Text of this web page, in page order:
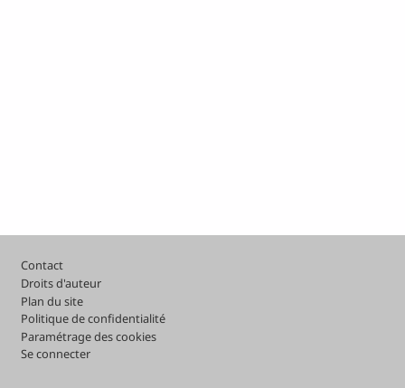
Pied de page
Contact
Droits d'auteur
Plan du site
Politique de confidentialité
Paramétrage des cookies
Se connecter